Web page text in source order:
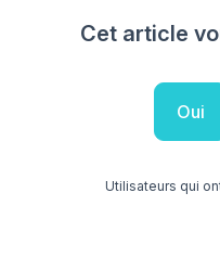
Cet article
Oui
Utilisateurs qui